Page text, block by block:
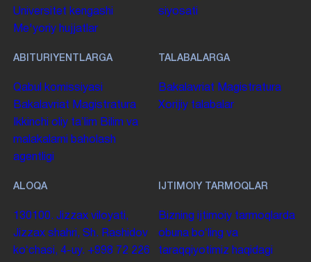
Universitet kengashi
Me'yoriy hujjatlar
siyosati
ABITURIYENTLARGA
Qabul komissiyasi
Bakalavriat Magistratura
Ikkinchi oliy taʼlim Bilim va
malakalarni baholash
agentligi
TALABALARGA
Bakalavriat Magistratura
Xorijiy talabalar
ALOQA
130100. Jizzax viloyati,
Jizzax shahri, Sh. Rashidov
koʻchasi, 4-uy. +998 72 226
IJTIMOIY TARMOQLAR
Bizning ijtimoiy tarmoqlarda
obuna boʻling va
taraqqiyotimiz haqidagi